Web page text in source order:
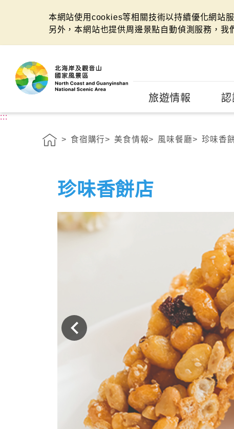
本網站使用cookies等相關技術以持續優化網站
另外，本網站也提供周邊景點自動偵測服務，
旅遊情報
:::
食宿購行 美食情報 風味餐廳 珍味香
珍味香餅店